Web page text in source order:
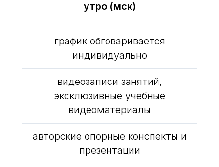
утро (мск)
график обговаривается
индивидуально
видеозаписи занятий,
эксклюзивные учебные
видеоматериалы
авторские опорные конспекты и
презентации